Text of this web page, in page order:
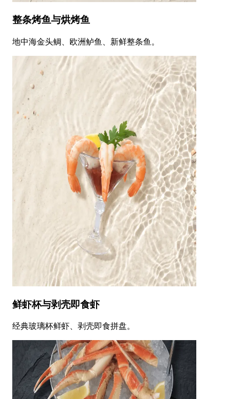
整条烤鱼与烘烤鱼
地中海金头鲷、欧洲鲈鱼、新鲜整条鱼。
鲜虾杯与剥壳即食虾
经典玻璃杯鲜虾、剥壳即食拼盘。